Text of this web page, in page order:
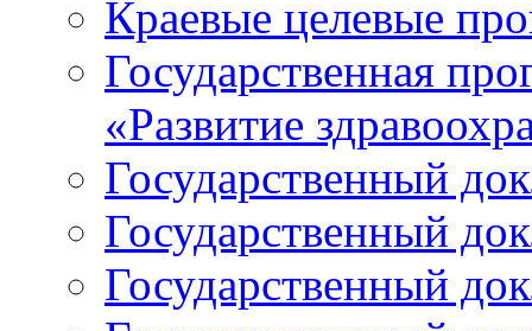
Краевые целевые
Государственная
«Развитие
Государственный
Государственный
Государственный